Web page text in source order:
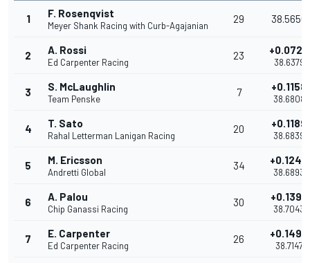
1 F. Rosenqvist
Meyer Shank Racing with Curb-Agajanian
29 38.5650
2 A. Rossi
Ed Carpenter Racing
23 +0.0729
38.6379
3 S. McLaughlin
Team Penske
7 +0.1158
38.6808
4 T. Sato
Rahal Letterman Lanigan Racing
20 +0.1189
38.6839
5 M. Ericsson
Andretti Global
34 +0.1243
38.6893
6 A. Palou
Chip Ganassi Racing
30 +0.1393
38.7043
7 E. Carpenter
Ed Carpenter Racing
26 +0.1497
38.7147